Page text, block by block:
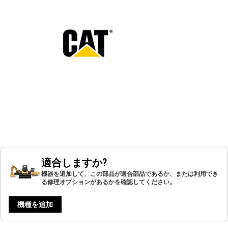
適合しますか?
機器を追加して、この部品が適合部品であるか、または利用でき
る修理オプションがあるかを確認してください。
機種を追加